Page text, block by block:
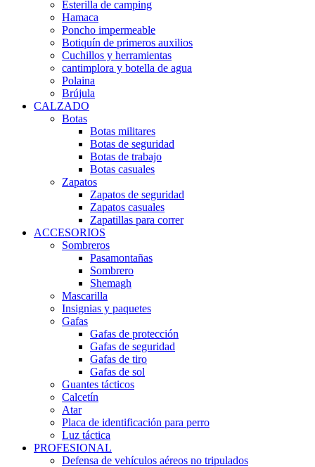
Esterilla de camping
Hamaca
Poncho impermeable
Botiquín de primeros auxilios
Cuchillos y herramientas
cantimplora y botella de agua
Polaina
Brújula
CALZADO
Botas
Botas militares
Botas de seguridad
Botas de trabajo
Botas casuales
Zapatos
Zapatos de seguridad
Zapatos casuales
Zapatillas para correr
ACCESORIOS
Sombreros
Pasamontañas
Sombrero
Shemagh
Mascarilla
Insignias y paquetes
Gafas
Gafas de protección
Gafas de seguridad
Gafas de tiro
Gafas de sol
Guantes tácticos
Calcetín
Atar
Placa de identificación para perro
Luz táctica
PROFESIONAL
Defensa de vehículos aéreos no tripulados